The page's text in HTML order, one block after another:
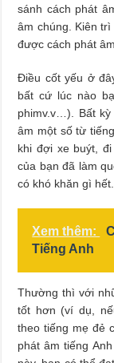
sánh cách phát
âm chúng. Kiên
được cách phát
Điều cốt yếu ở
bất cứ lúc nào
phimv.v…). Bất
âm một số từ
khi đợi xe buýt,
của bạn đã làm
có khó khăn gì hết.
Xem thêm:
Tiếng Anh
Thường thì với
tốt hơn (ví dụ,
theo tiếng mẹ đẻ
phát âm tiếng